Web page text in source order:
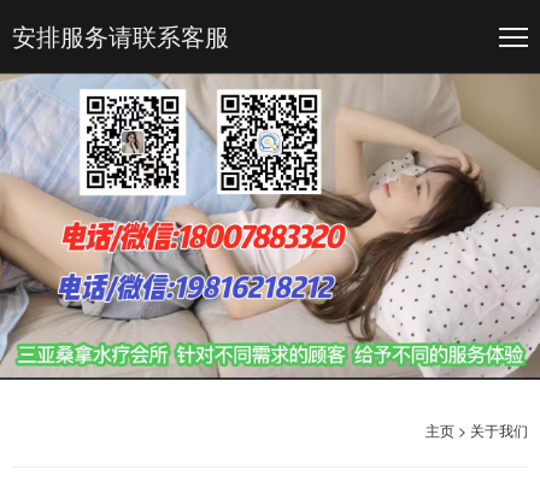
安排服务请联系客服
主页 > 关于我们